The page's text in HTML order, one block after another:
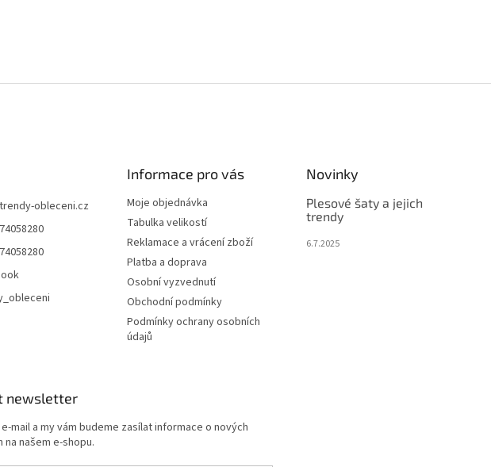
trendy-obleceni.cz
Informace pro vás
Moje objednávka
Tabulka velikostí
Reklamace a vrácení zboží
Platba a doprava
Osobní vyzvednutí
Obchodní podmínky
Podmínky ochrany osobních
údajů
Novinky
Plesové šaty a jejich
trendy
6.7.2025
newsletter
mail a my vám budeme zasílat informace o nových
našem e-shopu.